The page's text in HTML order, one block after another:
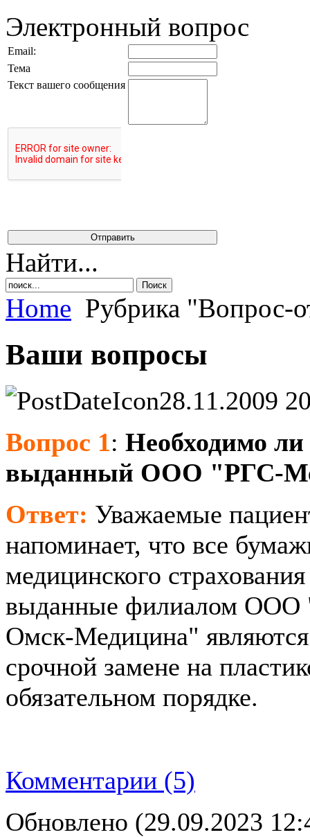
Электронный вопрос
Email:
Тема
Текст вашего сообщения
Найти...
Home Рубрика "Вопрос-
Ваши вопросы
28.11.2009
Вопрос 1: Необходимо
выданный ООО "РГС-
Ответ: Уважаемые
напоминает, что все
медицинского
выданные филиалом ООО
Омск-Медицина"
срочной замене на
обязательном порядке.
Комментарии (5)
Обновлено (29.09.2023